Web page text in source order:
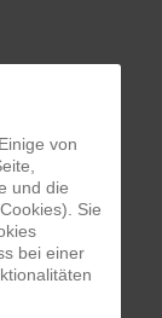
von
und die
Sie
bei einer